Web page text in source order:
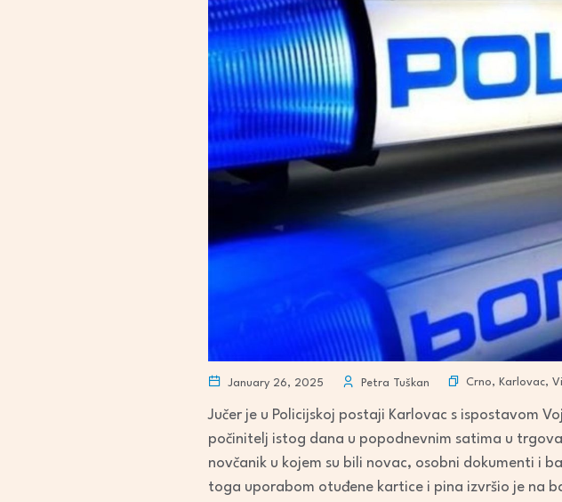
January 26, 2025 Petra Tuškan Crno, Karlovac,
Jučer je u Policijskoj postaji Karlovac s ispostavom
počinitelj istog dana u popodnevnim satima u
novčanik u kojem su bili novac, osobni dokumenti i
toga uporabom otuđene kartice i pina izvršio je na